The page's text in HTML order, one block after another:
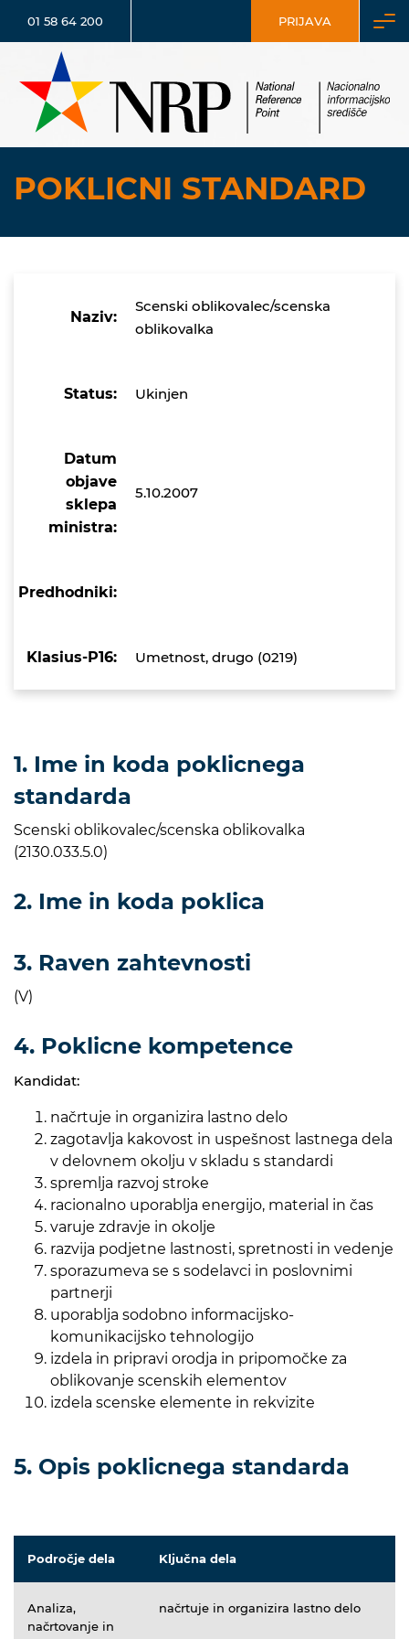
01 58 64 200 PRIJAVA
POKLICNI STANDARD
Naziv:
Scenski oblikovalec/scenska
oblikovalka
Status: Ukinjen
Datum
objave
sklepa
ministra:
5.10.2007
Predhodniki:
Klasius-P16: Umetnost, drugo (0219)
1. Ime in koda poklicnega
standarda
Scenski oblikovalec/scenska oblikovalka
(2130.033.5.0)
2. Ime in koda poklica
3. Raven zahtevnosti
(V)
4. Poklicne kompetence
Kandidat:
načrtuje in organizira lastno delo
zagotavlja kakovost in uspešnost lastnega dela
v delovnem okolju v skladu s standardi
spremlja razvoj stroke
racionalno uporablja energijo, material in čas
varuje zdravje in okolje
razvija podjetne lastnosti, spretnosti in vedenje
sporazumeva se s sodelavci in poslovnimi
partnerji
uporablja sodobno informacijsko-
komunikacijsko tehnologijo
izdela in pripravi orodja in pripomočke za
oblikovanje scenskih elementov
izdela scenske elemente in rekvizite
5. Opis poklicnega standarda
Področje dela Ključna dela
Analiza,
načrtovanje in
načrtuje in organizira lastno delo